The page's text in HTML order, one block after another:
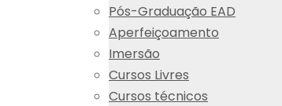
Pós-Graduação EAD
Aperfeiçoamento
Imersão
Cursos Livres
Cursos técnicos